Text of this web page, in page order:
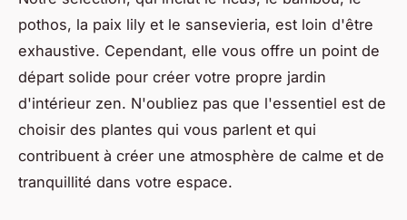
pothos, la paix lily et le sansevieria, est loin d'être
exhaustive. Cependant, elle vous offre un point de
départ solide pour créer votre propre jardin
d'intérieur zen. N'oubliez pas que l'essentiel est de
choisir des plantes qui vous parlent et qui
contribuent à créer une atmosphère de calme et de
tranquillité dans votre espace.